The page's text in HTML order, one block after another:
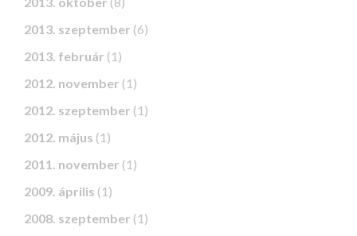
2013. szeptember (6)
2013. február (1)
2012. november (1)
2012. szeptember (1)
2012. május (1)
2011. november (1)
2009. április (1)
2008. szeptember (1)